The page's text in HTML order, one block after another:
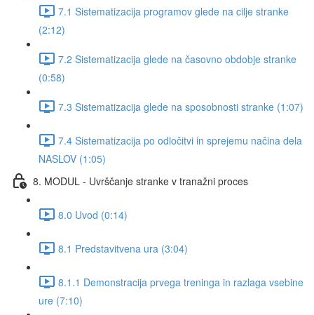
7.1 Sistematizacija programov glede na cilje stranke
(2:12)
7.2 Sistematizacija glede na časovno obdobje stranke
(0:58)
7.3 Sistematizacija glede na sposobnosti stranke (1:07)
7.4 Sistematizacija po odločitvi in sprejemu načina dela
NASLOV (1:05)
8. MODUL - Uvrščanje stranke v tranažni proces
8.0 Uvod (0:14)
8.1 Predstavitvena ura (3:04)
8.1.1 Demonstracija prvega treninga in razlaga vsebine
ure (7:10)